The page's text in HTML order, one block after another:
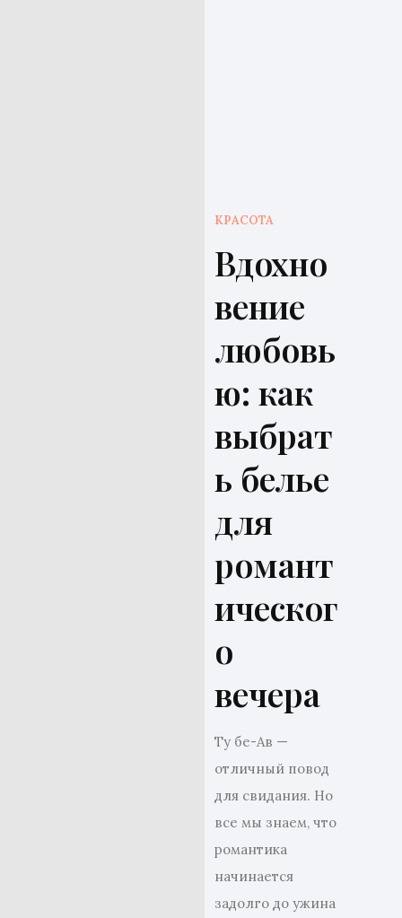
КРАСОТА
Вдохно
вение
любовь
ю: как
выбрат
ь белье
для
романт
ическог
о
вечера
Ту бе-Ав —
отличный повод
для свидания. Но
все мы знаем, что
романтика
начинается
задолго до ужина